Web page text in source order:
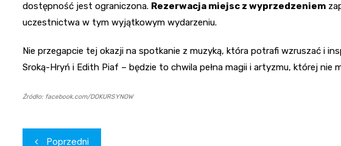
dostępność jest ograniczona. Rezerwacja miejsc z wyprzedzeniem
uczestnictwa w tym wyjątkowym wydarzeniu.
Nie przegapcie tej okazji na spotkanie z muzyką, która potrafi wzruszać i
Sroką-Hryń i Edith Piaf – będzie to chwila pełna magii i artyzmu, której nie
Źródło: facebook.com/DOKURSYNOW
Nawigacja
Poprzedni